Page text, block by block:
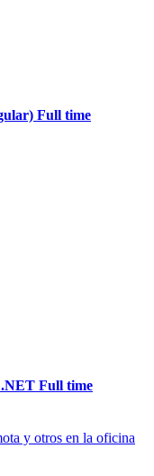
Full time
Full time
y otros en la oficina